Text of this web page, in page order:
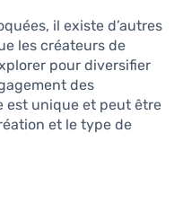
il existe d’autres
les créateurs de
pour diversifier
des
est unique et peut être
et le type de